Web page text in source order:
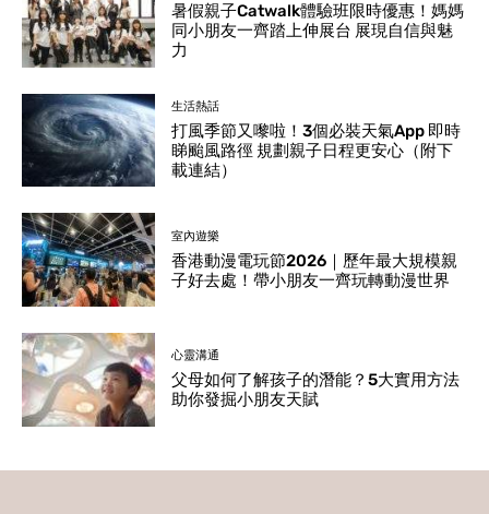
暑假親子Catwalk體驗班限時優惠！媽媽
同小朋友一齊踏上伸展台 展現自信與魅
力
生活熱話
打風季節又嚟啦！3個必裝天氣App 即時
睇颱風路徑 規劃親子日程更安心（附下
載連結）
室內遊樂
香港動漫電玩節2026｜歷年最大規模親
子好去處！帶小朋友一齊玩轉動漫世界
心靈溝通
父母如何了解孩子的潛能？5大實用方法
助你發掘小朋友天賦